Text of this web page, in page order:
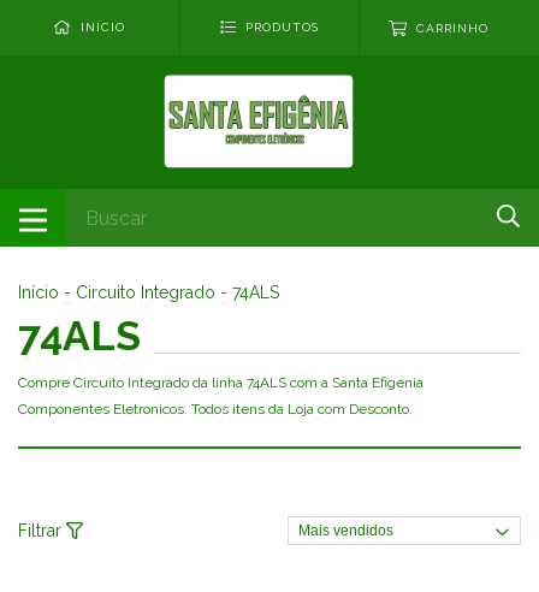
INÍCIO PRODUTOS CARRINHO
Início - Circuito Integrado - 74ALS
74ALS
Compre Circuito Integrado da linha 74ALS com a Santa Efigenia
Componentes Eletronicos. Todos itens da Loja com Desconto.
Filtrar